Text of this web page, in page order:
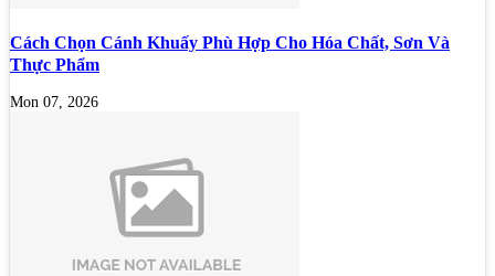
Cách Chọn Cánh Khuấy Phù Hợp Cho Hóa Chất, Sơn Và
Thực Phẩm
Mon 07, 2026